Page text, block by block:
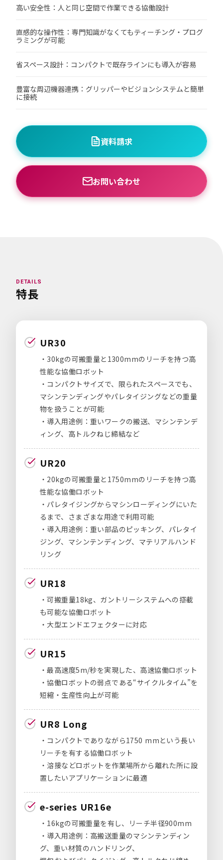
高い安全性：人と同じ空間で作業できる協働設計
直感的な操作性：専門知識がなくてもティーチング・プログ
ラミングが可能
省スペース設計：コンパクトで既存ラインにも導入が容易
豊富な周辺機器連携：グリッパーやビジョンシステムと簡単
に接続
資料請求
お問い合わせ
DETAILS
特長
UR30
・30kgの可搬重量と1300mmのリーチを持つ高
性能な協働ロボット
・コンパクトサイズで、限られたスペースでも、
マシンテンディングやパレタイジングなどの重量
物を扱うことが可能
・導入用途例：重いワークの搬送、マシンテンデ
ィング、高トルクねじ締結など
UR20
・20kgの可搬重量と1750mmのリーチを持つ高
性能な協働ロボット
・パレタイジングからマシンローディングにいた
るまで、さまざまな用途で利用可能
・導入用途例：重い部品のピッキング、パレタイ
ジング、マシンテンディング、マテリアルハンド
リング
UR18
・可搬重量18kg、ガントリーシステムへの搭載
も可能な協働ロボット
・大型エンドエフェクターに対応
UR15
・最高速度5m/秒を実現した、高速協働ロボット
・協働ロボットの弱点である“サイクルタイム”を
短縮・生産性向上が可能
UR8 Long
・コンパクトでありながら1750 mmという長い
リーチを有する協働ロボット
・溶接などロボットを作業場所から離れた所に設
置したいアプリケーションに最適
e-series UR16e
・16kgの可搬重量を有し、リーチ半径900mm
・導入用途例：高搬送重量のマシンテンディン
グ、重い材質のハンドリング、